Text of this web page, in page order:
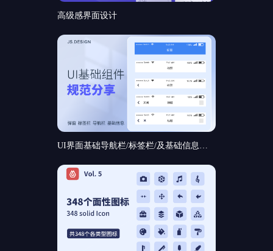
高级感界面设计
UI界面基础导航栏/标签栏/及基础信息和基础弹窗组件规范分享